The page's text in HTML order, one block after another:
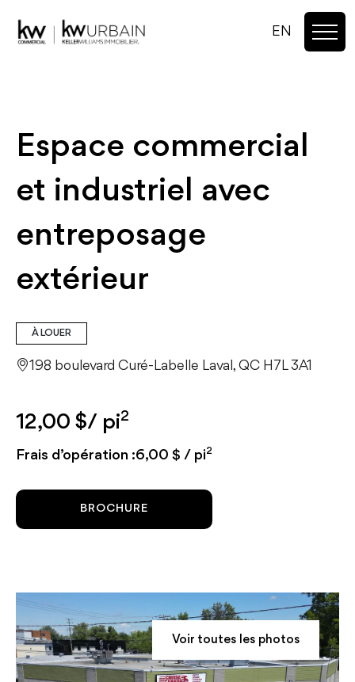
EN
Espace commercial
et industriel avec
entreposage
extérieur
À LOUER
198 boulevard Curé-Labelle Laval, QC H7L 3A1
12,00 $/ pi2
Frais d’opération :6,00 $ / pi2
BROCHURE
Voir toutes les photos